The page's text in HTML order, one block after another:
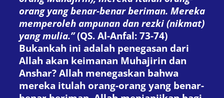
orang yang benar-benar beriman. Mereka
memperoleh ampunan dan rezki (nikmat)
yang mulia.”(QS. Al-Anfal: 73-74)
Bukankah ini adalah penegasan dari
Allah akan keimanan Muhajirin dan
Anshar? Allah menegaskan bahwa
mereka itulah orang-orang yang benar-